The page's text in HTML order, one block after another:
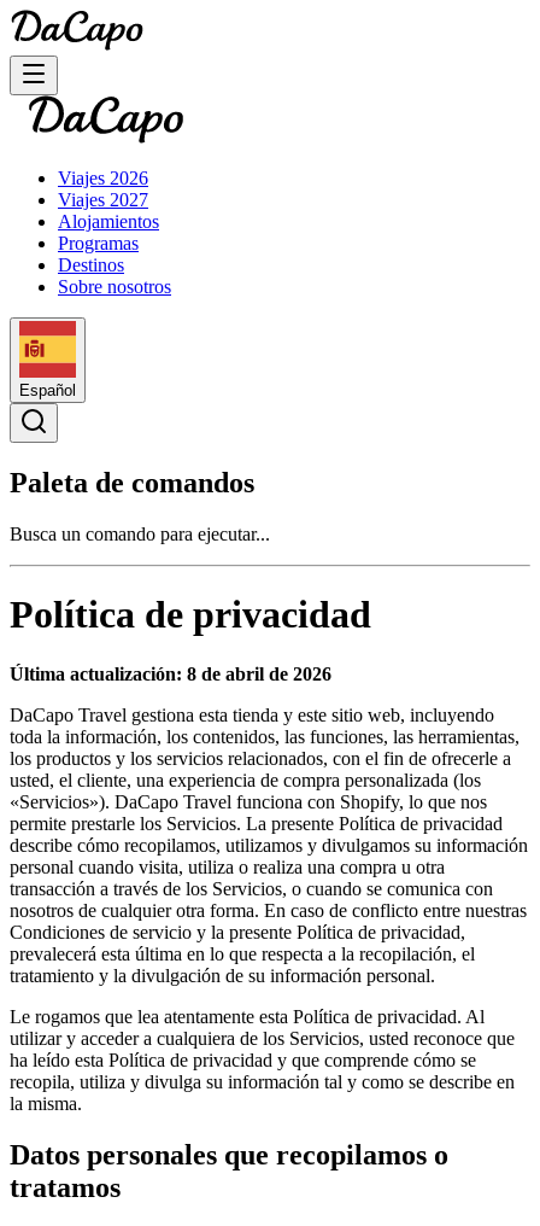
Viajes 2026
Viajes 2027
Alojamientos
Programas
Destinos
Sobre nosotros
Español
Paleta de comandos
Busca un comando para ejecutar...
Política de privacidad
Última actualización: 8 de abril de 2026
DaCapo Travel gestiona esta tienda y este sitio web, incluyendo
toda la información, los contenidos, las funciones, las herramientas,
los productos y los servicios relacionados, con el fin de ofrecerle a
usted, el cliente, una experiencia de compra personalizada (los
«Servicios»). DaCapo Travel funciona con Shopify, lo que nos
permite prestarle los Servicios. La presente Política de privacidad
describe cómo recopilamos, utilizamos y divulgamos su información
personal cuando visita, utiliza o realiza una compra u otra
transacción a través de los Servicios, o cuando se comunica con
nosotros de cualquier otra forma. En caso de conflicto entre nuestras
Condiciones de servicio y la presente Política de privacidad,
prevalecerá esta última en lo que respecta a la recopilación, el
tratamiento y la divulgación de su información personal.
Le rogamos que lea atentamente esta Política de privacidad. Al
utilizar y acceder a cualquiera de los Servicios, usted reconoce que
ha leído esta Política de privacidad y que comprende cómo se
recopila, utiliza y divulga su información tal y como se describe en
la misma.
Datos personales que recopilamos o
tratamos